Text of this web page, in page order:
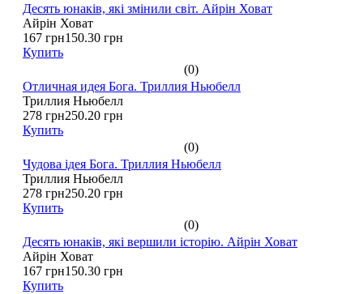
Десять юнаків, які змінили світ. Айрін Ховат
Айрін Ховат
167 грн150.30 грн
Купить
(0)
Отличная идея Бога. Триллия Ньюбелл
Триллия Ньюбелл
278 грн250.20 грн
Купить
(0)
Чудова ідея Бога. Триллия Ньюбелл
Триллия Ньюбелл
278 грн250.20 грн
Купить
(0)
Десять юнаків, які вершили історію. Айрін Ховат
Айрін Ховат
167 грн150.30 грн
Купить